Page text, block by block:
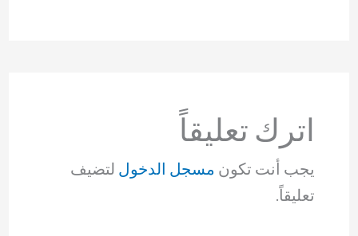
اترك تعليقاً
يجب أنت تكون مسجل الدخول لتضيف
تعليقاً.